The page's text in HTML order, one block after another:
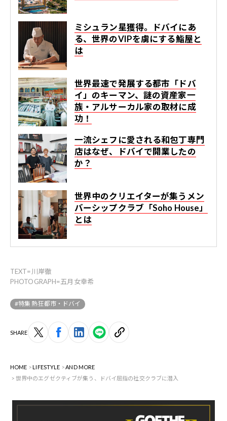
ミシュラン星獲得。ドバイにあ
る、世界のVIPを虜にする鮨屋と
は
世界最速で発展する都市「ドバ
イ」のキーマン、謎の資産家一
族・アルサーカル家の取材に成
功！
一流シェフに愛される和包丁専門
店はなぜ、ドバイで開業したの
か？
世界中のクリエイターが集うメン
バーシップクラブ「Soho House」
とは
TEXT=川岸徹
PHOTOGRAPH=五月女幸希
#特集 熱狂都市・ドバイ
SHARE
HOME LIFESTYLE
AND MORE
世界中のエグゼクティブが集う、ドバイ屈指の社交クラブに潜入